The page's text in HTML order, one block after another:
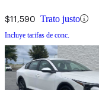
$11,590 Trato justo
Incluye tarifas de conc.